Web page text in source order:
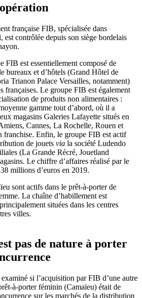
française FIB, spécialisée dans
est contrôlée depuis son siège bordelais
FIB est essentiellement composé de
bureaux et d’hôtels (Grand Hôtel de
Trianon Palace Versailles, notamment)
françaises. Le groupe FIB est également
de produits non alimentaires :
gamme tout d’abord, où il a
magasins Galeries Lafayette situés en
Cannes, La Rochelle, Rouen et
franchise. Enfin, le groupe FIB est actif
de jouets via la société Ludendo
(La Grande Récré, Jouetland
Le chiffre d’affaires réalisé par le
millions d’euros en 2019.
sont actifs dans le prêt-à-porter de
La chaîne d’habillement est
situées dans les centres
villes.
pas de nature à porter
si l’acquisition par FIB d’une autre
à-porter féminin (Camaïeu) était de
sur les marchés de la distribution